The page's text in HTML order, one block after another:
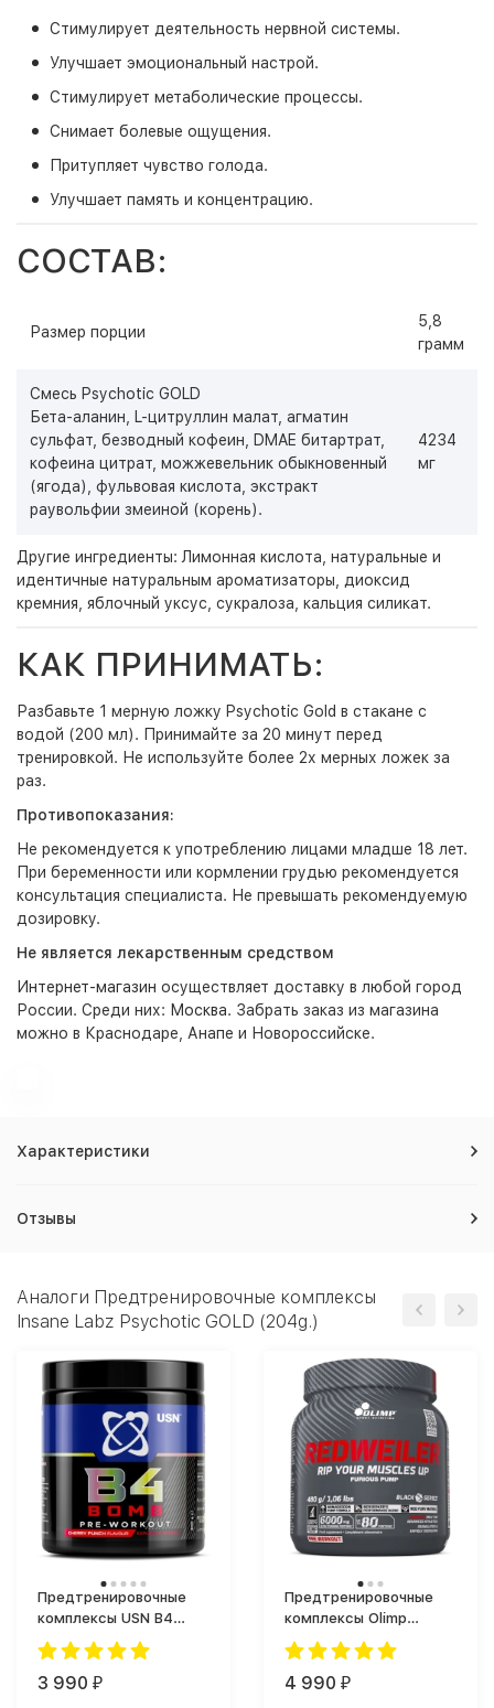
Стимулирует деятельность нервной системы.
Улучшает эмоциональный настрой.
Стимулирует метаболические процессы.
Снимает болевые ощущения.
Притупляет чувство голода.
Улучшает память и концентрацию.
СОСТАВ:
Размер порции
5,8
грамм
Смесь Psychotic GOLD
Бета-аланин, L-цитруллин малат, агматин
сульфат, безводный кофеин, DMAE битартрат,
кофеина цитрат, можжевельник обыкновенный
(ягода), фульвовая кислота, экстракт
раувольфии змеиной (корень).
4234
мг
Другие ингредиенты: Лимонная кислота, натуральные и
идентичные натуральным ароматизаторы, диоксид
кремния, яблочный уксус, сукралоза, кальция силикат.
КАК ПРИНИМАТЬ:
Разбавьте 1 мерную ложку Psychotic Gold в стакане с
водой (200 мл). Принимайте за 20 минут перед
тренировкой. Не используйте более 2х мерных ложек за
раз.
Противопоказания:
Не рекомендуется к употреблению лицами младше 18 лет.
При беременности или кормлении грудью рекомендуется
консультация специалиста. Не превышать рекомендуемую
дозировку.
Не является лекарственным средством
Интернет-магазин осуществляет доставку в любой город
России. Среди них: Москва. Забрать заказ из магазина
можно в Краснодаре, Анапе и Новороссийске.
Характеристики
Отзывы
Аналоги Предтренировочные комплексы
Insane Labz Psychotic GOLD (204g.)
Предтренировочные
комплексы USN B4
Bomb (300 г)
3 990 ₽
Предтренировочные
комплексы Olimp
RedWeiler (480 г)
4 990 ₽